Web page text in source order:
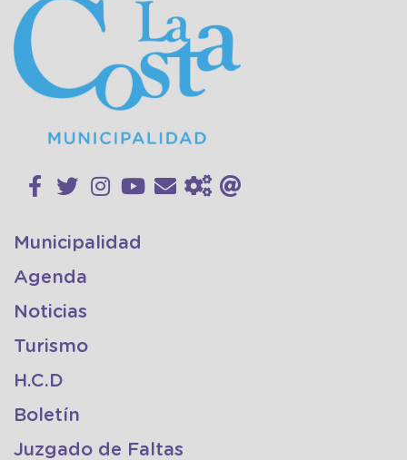
Municipalidad
Agenda
Noticias
Turismo
H.C.D
Boletín
Juzgado de Faltas